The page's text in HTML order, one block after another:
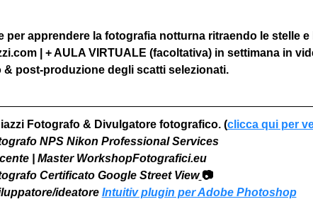
per apprendere la fotografia notturna ritraendo le stelle
| + AULA VIRTUALE (facoltativa) in settimana in
& post-produzione degli scatti selezionati.
Fotografo & Divulgatore fotografico. (clicca qui per
NPS Nikon Professional Services
| Master WorkshopFotografici.eu
Certificato Google Street View 📷
ideatore Intuitiv plugin per Adobe Photoshop